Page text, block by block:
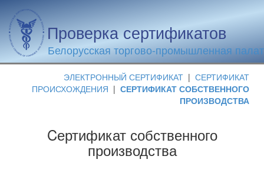
Проверка сертификатов
Белорусская торгово-промышленная
ЭЛЕКТРОННЫЙ СЕРТИФИКАТ | СЕРТИФИКАТ
ПРОИСХОЖДЕНИЯ | СЕРТИФИКАТ СОБСТВЕННОГО
ПРОИЗВОДСТВА
Cертификат собственного
производства